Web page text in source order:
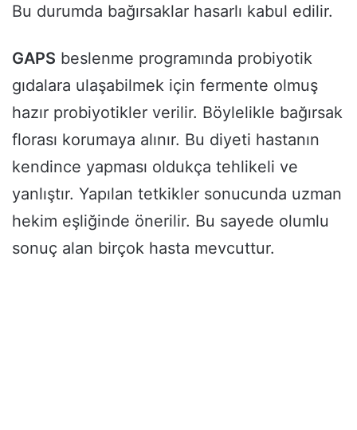
Bu durumda bağırsaklar hasarlı kabul edilir.
GAPS beslenme programında probiyotik
gıdalara ulaşabilmek için fermente olmuş
hazır probiyotikler verilir. Böylelikle bağırsak
florası korumaya alınır. Bu diyeti hastanın
kendince yapması oldukça tehlikeli ve
yanlıştır. Yapılan tetkikler sonucunda uzman
hekim eşliğinde önerilir. Bu sayede olumlu
sonuç alan birçok hasta mevcuttur.